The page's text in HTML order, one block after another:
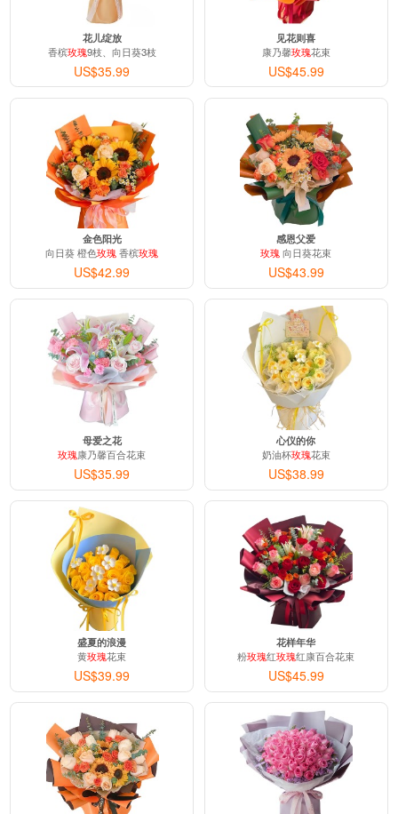
花儿绽放
香槟玫瑰9枝、向日葵3枝
US$35.99
见花则喜
康乃馨玫瑰花束
US$45.99
金色阳光
向日葵 橙色玫瑰香槟玫瑰
US$42.99
感恩父爱
玫瑰向日葵花束
US$43.99
母爱之花
玫瑰康乃馨百合花束
US$35.99
心仪的你
奶油杯玫瑰花束
US$38.99
盛夏的浪漫
黄玫瑰花束
US$39.99
花样年华
粉玫瑰红玫瑰红康百合花束
US$45.99